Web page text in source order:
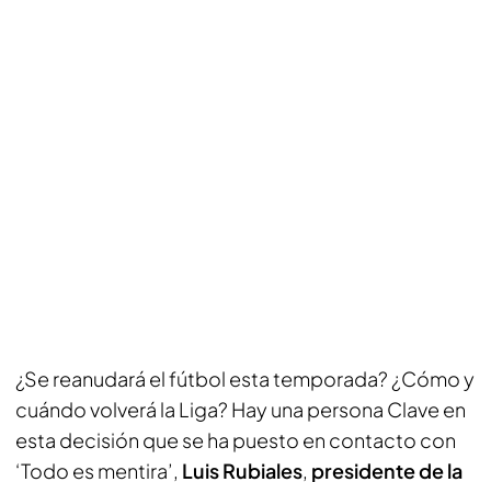
¿Se reanudará el fútbol esta temporada? ¿Cómo y
cuándo volverá la Liga? Hay una persona Clave en
esta decisión que se ha puesto en contacto con
‘Todo es mentira’, Luis Rubiales, presidente de la